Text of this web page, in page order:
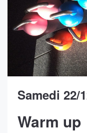
Samedi 22/
Warm up